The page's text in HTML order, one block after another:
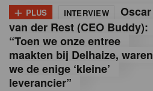
+ PLUS INTERVIEW
Oscar
van der Rest (CEO Buddy):
“Toen we onze entree
maakten bij Delhaize, waren
we de enige ‘kleine’
leverancier”